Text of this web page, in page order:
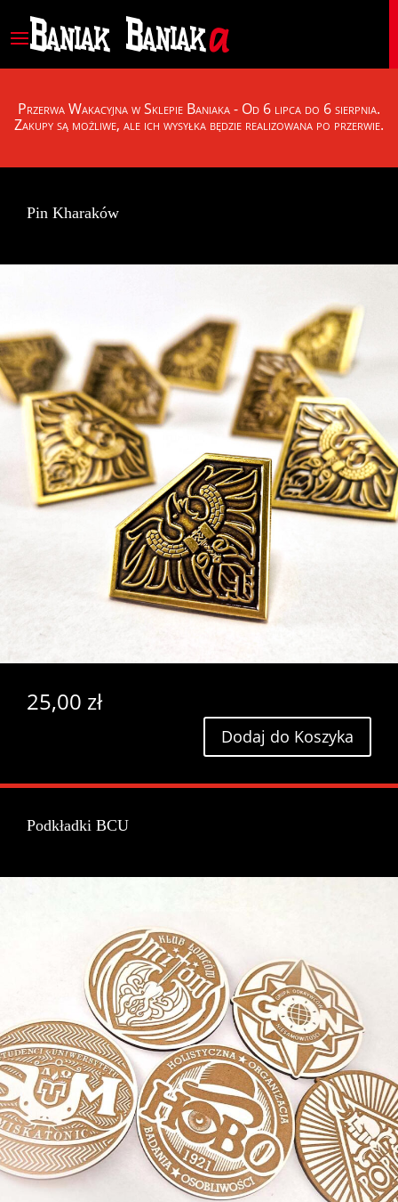
Przerwa Wakacyjna w Sklepie Baniaka - Od 6 lipca do 6 sierpnia.
Zakupy są możliwe, ale ich wysyłka będzie realizowana po przerwie.
Akcesoria
ki niesamow­itym przed­miotom, które czeka­ją na Ciebie
właśnie tutaj!
Pin Kharaków
25,00 zł
Dodaj do Koszyka
Podkładki BCU